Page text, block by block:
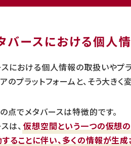
バースにおける個人
スにおける個人情報の取扱いやプ
のプラットフォームと、そう大きく
点でメタバースは特徴的です。
は、 仮想空間という一つの仮想
ることに伴い、多くの情報が生成